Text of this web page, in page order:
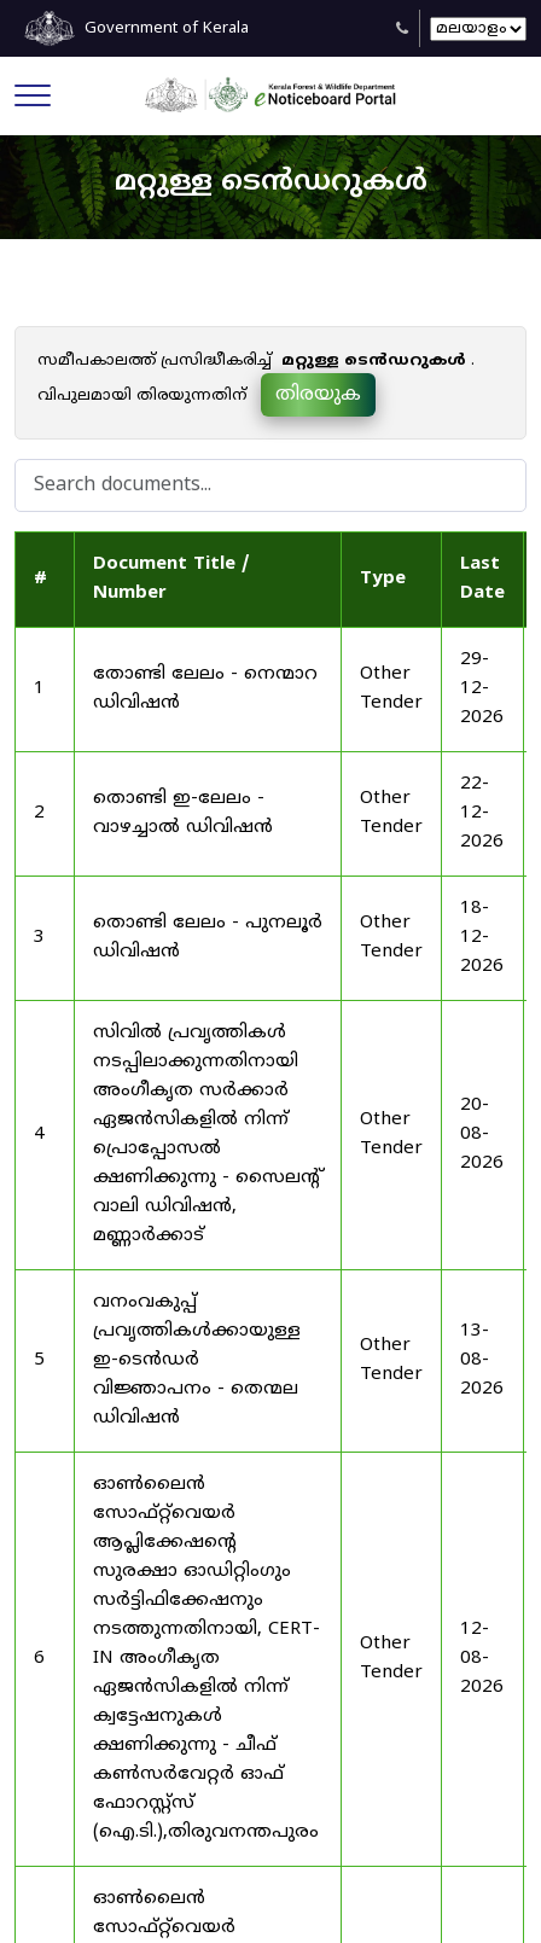
Government of Kerala
മറ്റുള്ള ടെൻഡറുകൾ
സമീപകാലത്ത് പ്രസിദ്ധീകരിച്ച് മറ്റുള്ള ടെൻഡറുകൾ .
വിപുലമായി തിരയുന്നതിന്
തിരയുക
#
Document Title /
Number
Type
Last
Date
1
തോണ്ടി ലേലം - നെന്മാറ
ഡിവിഷൻ
Other
Tender
29-
12-
2026
2
തൊണ്ടി ഇ-ലേലം -
വാഴച്ചാൽ ഡിവിഷൻ
Other
Tender
22-
12-
2026
3
തൊണ്ടി ലേലം - പുനലൂർ
ഡിവിഷൻ
Other
Tender
18-
12-
2026
4
സിവിൽ പ്രവൃത്തികൾ
നടപ്പിലാക്കുന്നതിനായി
അംഗീകൃത സർക്കാർ
ഏജൻസികളിൽ നിന്ന്
പ്രൊപ്പോസൽ
ക്ഷണിക്കുന്നു - സൈലന്റ്
വാലി ഡിവിഷൻ,
മണ്ണാർക്കാട്
Other
Tender
20-
08-
2026
5
വനംവകുപ്പ്
പ്രവൃത്തികൾക്കായുള്ള
ഇ-ടെൻഡർ
വിജ്ഞാപനം - തെന്മല
ഡിവിഷൻ
Other
Tender
13-
08-
2026
6
ഓൺലൈൻ
സോഫ്റ്റ്‌വെയർ
ആപ്ലിക്കേഷന്റെ
സുരക്ഷാ ഓഡിറ്റിംഗും
സർട്ടിഫിക്കേഷനും
നടത്തുന്നതിനായി, CERT-
IN അംഗീകൃത
ഏജൻസികളിൽ നിന്ന്
ക്വട്ടേഷനുകൾ
ക്ഷണിക്കുന്നു - ചീഫ്
കൺസർവേറ്റർ ഓഫ്
ഫോറസ്റ്റ്സ്
(ഐ.ടി.),തിരുവനന്തപുരം
Other
Tender
12-
08-
2026
ഓൺലൈൻ
സോഫ്റ്റ്‌വെയർ